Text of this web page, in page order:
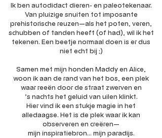
Ik ben autodidact dieren- en paleotekenaar.
Van pluizige snuiten tot imposante
prehistorische reuzen—als het poten, veren,
schubben of tanden heeft (of had), wil ik het
tekenen. Een beetje normaal doen is er dus
niet echt bij ;)
Samen met mijn honden Maddy en Alice,
woon ik aan de rand van het bos, een plek
waar reeën door de straat zwerven en
’s nachts het geluid van uilen klinkt.
Hier vind ik een stukje magie in het
alledaagse. Het is de plek waar ik kan
observeren en creëren—
mijn inspiratiebron... mijn paradijs.